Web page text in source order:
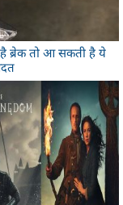
ब्रेक तो आ सकती है ये